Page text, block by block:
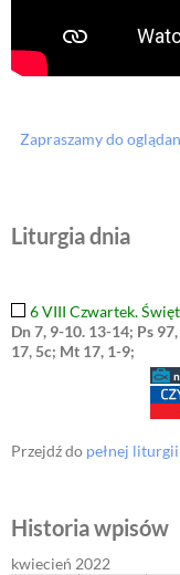
Zapraszamy do
Liturgia dnia
6 VIII Czwartek.
Dn 7, 9-10. 13-14; Ps
17, 5c; Mt 17, 1-9;
Przejdź do pełnej
Historia wpisów
kwiecień 2022